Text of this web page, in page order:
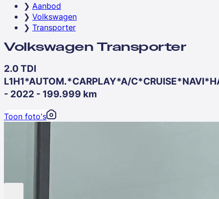
Aanbod
Volkswagen
Transporter
Volkswagen Transporter
2.0 TDI
L1H1*AUTOM.*CARPLAY*A/
- 2022 - 199.999 km
Toon foto's